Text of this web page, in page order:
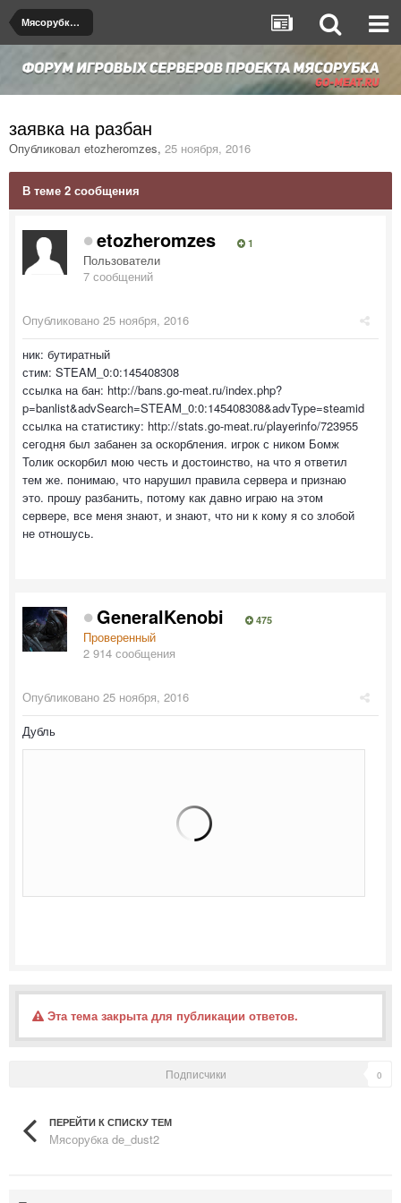
Мясорубка de_dust2
заявка на разбан
Опубликовал etozheromzes, 25 ноября, 2016
В теме 2 сообщения
etozheromzes 1
Пользователи
7 сообщений
Опубликовано 25 ноября, 2016
ник: бутиратный
стим: STEAM_0:0:145408308
ссылка на бан: http://bans.go-meat.ru/index.php?
p=banlist&advSearch=STEAM_0:0:145408308&advType=steamid
ссылка на статистику: http://stats.go-meat.ru/playerinfo/723955
сегодня был забанен за оскорбления. игрок с ником Бомж
Толик оскорбил мою честь и достоинство, на что я ответил
тем же. понимаю, что нарушил правила сервера и признаю
это. прошу разбанить, потому как давно играю на этом
сервере, все меня знают, и знают, что ни к кому я со злобой
не отношусь.
GeneralKenobi 475
Проверенный
2 914 сообщения
Опубликовано 25 ноября, 2016
Дубль
Эта тема закрыта для публикации ответов.
Подписчики 0
ПЕРЕЙТИ К СПИСКУ ТЕМ
Мясорубка de_dust2